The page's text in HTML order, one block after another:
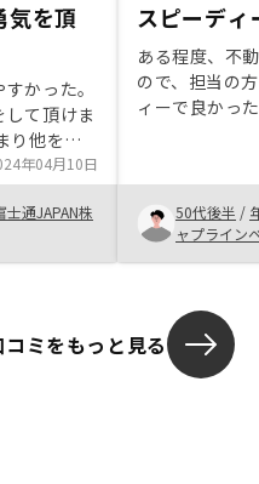
気を頂
かった。
て頂けま
り他を見
て決めてし
目利きは
したいま
十分な管
行の選択
と良かった
年04月10日
士通JAPAN株
スピーディ
ある程度、不
ので、担当の
ィーで良かっ
家賃上げ交渉
た。 50代後半 /
ャプライン
ミをもっと見る